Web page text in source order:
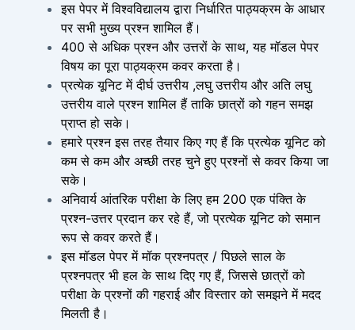
इस पेपर में विश्वविद्यालय द्वारा निर्धारित पाठ्यक्रम के आधार
पर सभी मुख्य प्रश्न शामिल हैं।
400 से अधिक प्रश्न और उत्तरों के साथ, यह मॉडल पेपर
विषय का पूरा पाठ्यक्रम कवर करता है।
प्रत्येक यूनिट में दीर्घ उत्तरीय ,लघु उत्तरीय और अति लघु
उत्तरीय वाले प्रश्न शामिल हैं ताकि छात्रों को गहन समझ
प्राप्त हो सके।
हमारे प्रश्न इस तरह तैयार किए गए हैं कि प्रत्येक यूनिट को
कम से कम और अच्छी तरह चुने हुए प्रश्नों से कवर किया जा
सके।
अनिवार्य आंतरिक परीक्षा के लिए हम 200 एक पंक्ति के
प्रश्न-उत्तर प्रदान कर रहे हैं, जो प्रत्येक यूनिट को समान
रूप से कवर करते हैं।
इस मॉडल पेपर में मॉक प्रश्नपत्र / पिछले साल के
प्रश्नपत्र भी हल के साथ दिए गए हैं, जिससे छात्रों को
परीक्षा के प्रश्नों की गहराई और विस्तार को समझने में मदद
मिलती है।